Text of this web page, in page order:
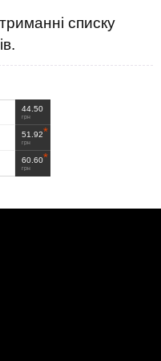
списку
44.50
грн
51.92
грн
60.60
грн